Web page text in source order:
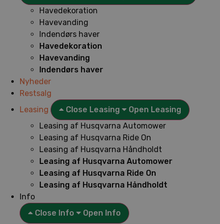
Havedekoration
Havevanding
Indendørs haver
Havedekoration
Havevanding
Indendørs haver
Nyheder
Restsalg
Leasing
Close Leasing
Open Leasing
Leasing af Husqvarna Automower
Leasing af Husqvarna Ride On
Leasing af Husqvarna Håndholdt
Leasing af Husqvarna Automower
Leasing af Husqvarna Ride On
Leasing af Husqvarna Håndholdt
Info
Close Info
Open Info